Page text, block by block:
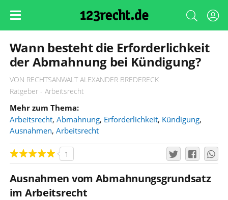
Wann besteht die Erforderlichkeit
der Abmahnung bei Kündigung?
VON RECHTSANWALT ALEXANDER BREDERECK
Ratgeber - Arbeitsrecht
Mehr zum Thema:
Arbeitsrecht, Abmahnung, Erforderlichkeit, Kündigung,
Ausnahmen, Arbeitsrecht
1
Ausnahmen vom Abmahnungsgrundsatz
im Arbeitsrecht